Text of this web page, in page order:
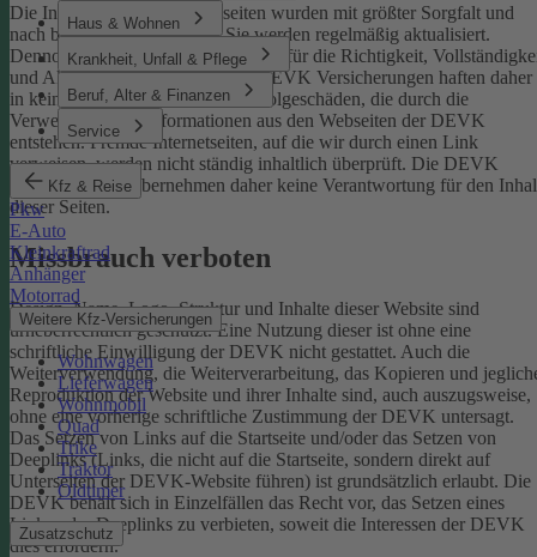
Haus & Wohnen
Krankheit, Unfall & Pflege
Beruf, Alter & Finanzen
Service
Kfz & Reise
Pkw
E-Auto
Kleinkraftrad
Anhänger
Motorrad
Weitere Kfz-Versicherungen
Wohnwagen
Lieferwagen
Wohnmobil
Quad
Trike
Traktor
Oldtimer
Zusatzschutz
Die Inhalte der DEVK-Webseiten wurden mit größter Sorgfalt und
nach bestem Wissen erstellt. Sie werden regelmäßig aktualisiert.
Dennoch können wir keine Gewähr für die Richtigkeit,
und Aktualität übernehmen. Die DEVK Versicherungen haften daher
in keinem Fall für Schäden oder Folgeschäden, die durch die
Verwendung von Informationen aus den Webseiten der DEVK
entstehen. Fremde Internetseiten, auf die wir durch einen Link
verweisen, werden nicht ständig inhaltlich überprüft. Die DEVK
Versicherungen übernehmen daher keine Verantwortung für den
dieser Seiten.
Missbrauch verboten
Design, Name, Logo, Struktur und Inhalte dieser Website sind
urheberrechtlich geschützt. Eine Nutzung dieser ist ohne eine
schriftliche Einwilligung der DEVK nicht gestattet. Auch die
Weiterverwendung, die Weiterverarbeitung, das Kopieren und
Reproduktion der Website und ihrer Inhalte sind, auch auszugsweise,
ohne eine vorherige schriftliche Zustimmung der DEVK untersagt.
Das Setzen von Links auf die Startseite und/oder das Setzen von
Deeplinks (Links, die nicht auf die Startseite, sondern direkt auf
Unterseiten der DEVK-Website führen) ist grundsätzlich erlaubt. Die
DEVK behält sich in Einzelfällen das Recht vor, das Setzen eines
Links oder Deeplinks zu verbieten, soweit die Interessen der DEVK
dies erfordern.